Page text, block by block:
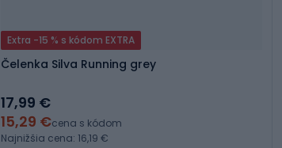
Extra -15 % s kódom EXTRA
Čelenka Silva Running grey
17,99 €
15,29 €cena s kódom
Najnižšia cena: 16,19 €